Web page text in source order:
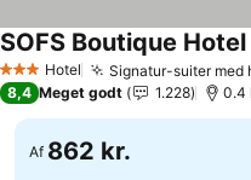
3 StjernerHotel Signatur-suiter med
SOFS Boutique Hotel
8,4 Meget godt 1.228 0.4
Af 862 kr.